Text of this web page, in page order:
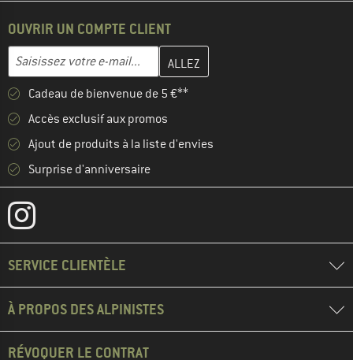
OUVRIR UN COMPTE CLIENT
Adresse e-mail
Entrez votre adresse e-mail ici et créez votre compte client à la
Cadeau de bienvenue de 5 €**
Accès exclusif aux promos
Ajout de produits à la liste d'envies
Surprise d'anniversaire
SERVICE CLIENTÈLE
À PROPOS DES ALPINISTES
RÉVOQUER LE CONTRAT